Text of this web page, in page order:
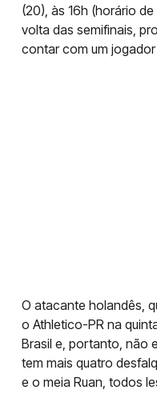
(20), às 16h (horário
volta das semifinais,
contar com um jogador
O atacante holandês,
o Athletico-PR na
Brasil e, portanto, não
tem mais quatro
e o meia Ruan, todos